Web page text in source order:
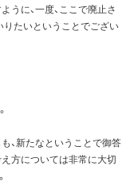
うに、一度、ここで廃止さ
りたいということでござい
、新たなということで御答
方については非常に大切